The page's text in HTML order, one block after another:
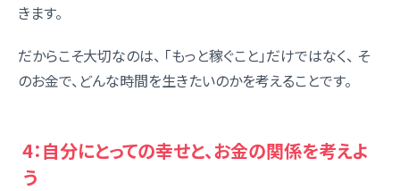
きます。
だからこそ大切なのは、 「もっと稼ぐこと」だけではなく、 そ
のお金で、どんな時間を生きたいのかを考えることです。
4：自分にとっての幸せと、お金の関係を考えよ
う